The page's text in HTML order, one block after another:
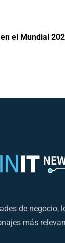
el Mundial
de negocio,
más